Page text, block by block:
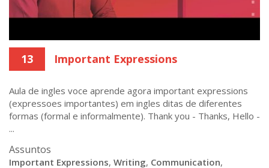
13 Important Expressions
Aula de ingles voce aprende agora important expressions
(expressoes importantes) em ingles ditas de diferentes
formas (formal e informalmente). Thank you - Thanks, Hello -
...
Assuntos
Important Expressions, Writing, Communication,